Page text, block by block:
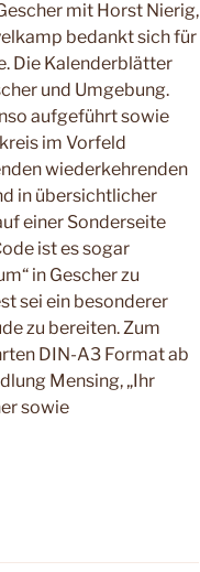
mit Horst Nierig,
be­dankt sich für
Die Kalenderblätter
und Umgebung.
aufge­führt sowie
im Vor­feld
wiederkeh­renden
in übersicht­licher
einer Sonderseite
ist es sogar
in Gescher zu
sei ein besonderer
zu bereiten. Zum
DIN-A3 Format ab
Mensing, „Ihr
sowie